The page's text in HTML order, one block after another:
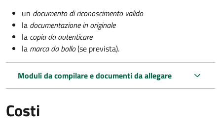
un documento di riconoscimento valido
la documentazione in originale
la copia da autenticare
la marca da bollo(se prevista).
Moduli da compilare e documenti da allegare
Costi